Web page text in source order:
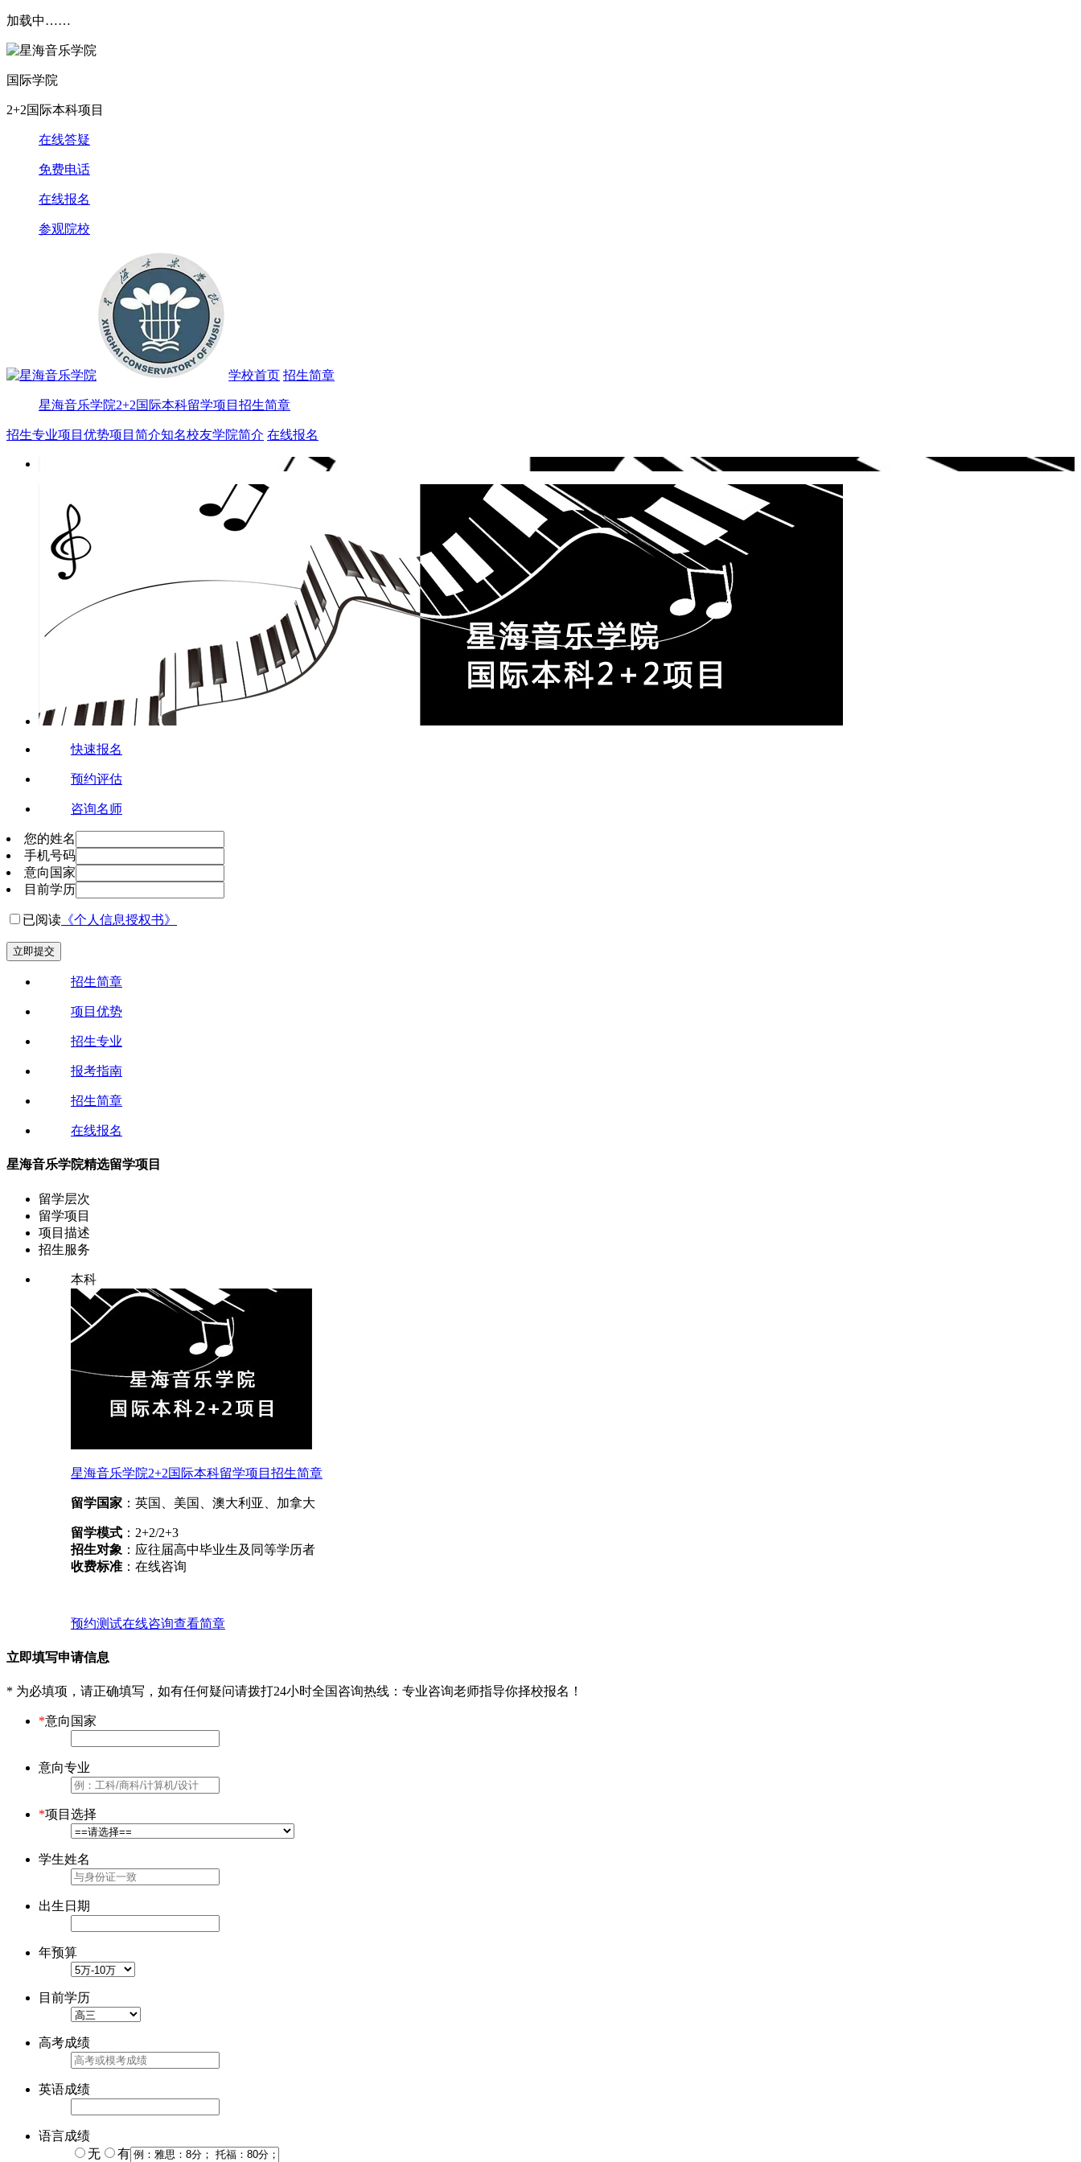
加载中……
国际学院
2+2国际本科项目
在线答疑
免费电话
在线报名
参观院校
学校首页 招生简章
星海音乐学院2+2国际本科留学项目招生简章
招生专业项目优势项目简介知名校友学院简介 在线报名
快速报名
预约评估
咨询名师
您的姓名
手机号码
意向国家
目前学历
已阅读 《个人信息授权书》
立即提交
招生简章
项目优势
招生专业
报考指南
招生简章
在线报名
星海音乐学院精选留学项目
留学层次
留学项目
项目描述
招生服务
本科
星海音乐学院2+2国际本科留学项目招生简章
留学国家 ：英国、美国、澳大利亚、加拿大
留学模式 ：2+2/2+3
招生对象 ：应往届高中毕业生及同等学历者
收费标准 ：在线咨询
预约测试在线咨询查看简章
立即填写申请信息
* 为必填项，请正确填写，如有任何疑问请拨打24小时全国咨询热线 ：专业咨询老师指导你择校报名！
*意向国家
意向专业
*项目选择
学生姓名
出生日期
年预算
目前学历
高考成绩
英语成绩
语言成绩
无
有